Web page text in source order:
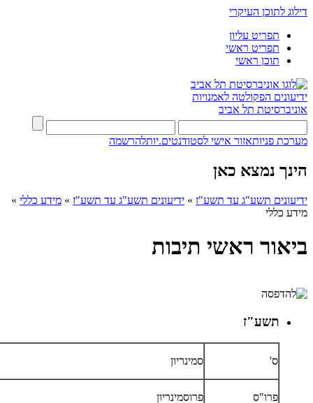
דילוג לתוכן העיקרי
תפריט עליון
תפריט ראשי
תוכן ראשי
ידיעונים הפקולטה לאמנויות
אוניברסיטת תל אביב
מערכת פניותאזור אישי לסטודנטים.יותלהרשמה
הינך נמצא כאן
ידיעונים תשע"ג עד תשע"ז » ידיעונים תשע"ג עד תשע"ז » מידע כללי »
מידע כללי
ביאור ראשי תיבות
תשע"ז
ס' סמינריון
פרו"ס פרוסמינריון